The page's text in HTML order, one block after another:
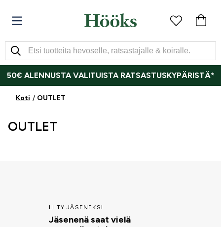
50€ ALENNUSTA VALITUISTA RATSASTUSKYPÄRISTÄ*
Koti OUTLET
OUTLET
LIITY JÄSENEKSI
Jäsenenä saat vielä